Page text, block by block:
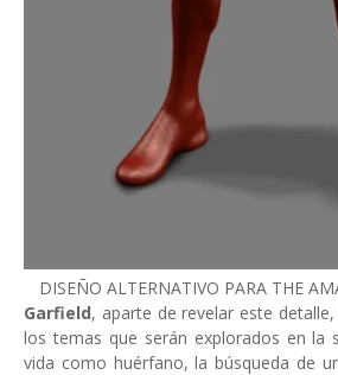
DISEÑO ALTERNATIVO PARA THE
Garfield, aparte de revelar este
los temas que serán explorados en la
vida como huérfano, la búsqueda de